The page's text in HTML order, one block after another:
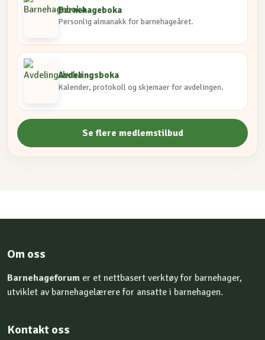
Barnehageboka
Personlig almanakk for barnehageåret.
Avdelingsboka
Kalender, protokoll og skjemaer for avdelingen.
Se flere medlemstilbud
Om oss
Barnehageforum er et nettbasert verktøy for barnehager,
utviklet av barnehagelærere for ansatte i barnehagen.
Kontakt oss